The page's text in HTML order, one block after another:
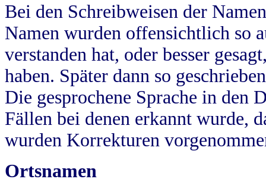
Bei den Schreibweisen der
Namen wurden offensichtlich so
verstanden hat, oder besser
haben. Später dann so
Die gesprochene Sprache in
Fällen bei denen erkannt wurde,
wurden Korrekturen
Ortsnamen